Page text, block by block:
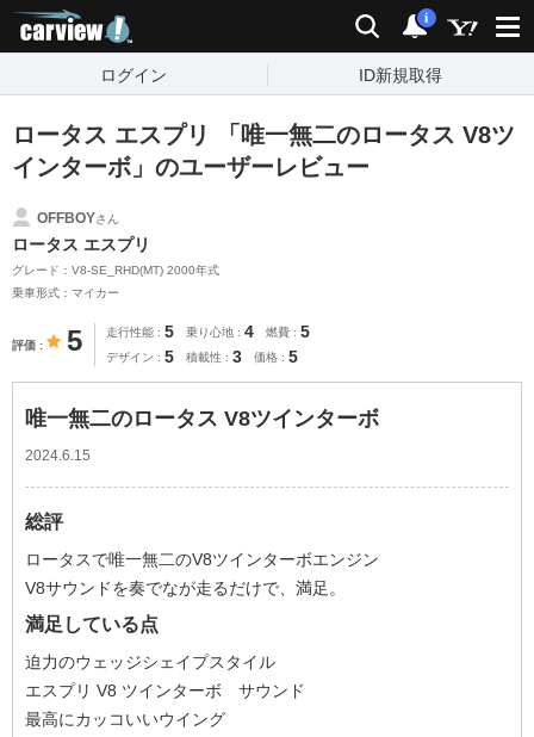
検索 通知
i
ログイン ID新規取得
ロータス エスプリ 「唯一無二のロータス V8ツ
インターボ」のユーザーレビュー
OFFBOYさん
ロータス エスプリ
グレード：V8-SE_RHD(MT) 2000年式
乗車形式：マイカー
評価 5 走行性能 5 乗り心地 4 燃費 5
デザイン 5 積載性 3 価格 5
唯一無二のロータス V8ツインターボ
2024.6.15
総評
ロータスで唯一無二のV8ツインターボエンジン
V8サウンドを奏でなが走るだけで、満足。
満足している点
迫力のウェッジシェイプスタイル
エスプリ V8 ツインターボ サウンド
最高にカッコいいウイング